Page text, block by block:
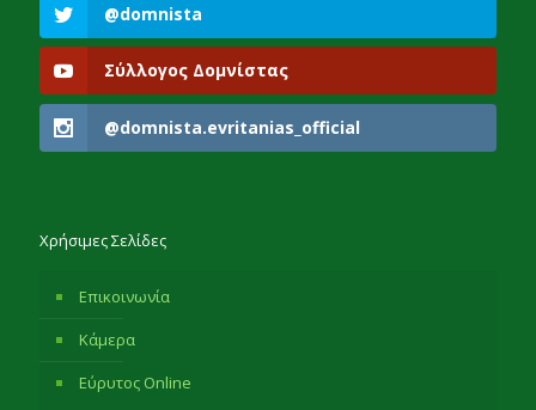
@domnista
Σύλλογος Δομνίστας
@domnista.evritanias_official
Χρήσιμες Σελίδες
Επικοινωνία
Κάμερα
Εύρυτος Online